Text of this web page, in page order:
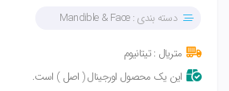
دسته بندی :Mandible & Face
متریال : تیتانیوم
این یک محصول اورجینال ( اصل ) است.